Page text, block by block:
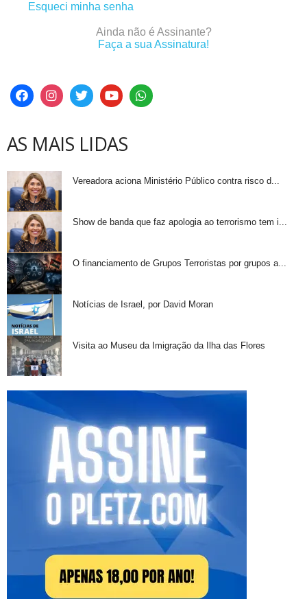
Esqueci minha senha
Ainda não é Assinante?
Faça a sua Assinatura!
AS MAIS LIDAS
Vereadora aciona Ministério Público contra risco d...
Show de banda que faz apologia ao terrorismo tem i...
O financiamento de Grupos Terroristas por grupos a...
Notícias de Israel, por David Moran
Visita ao Museu da Imigração da Ilha das Flores